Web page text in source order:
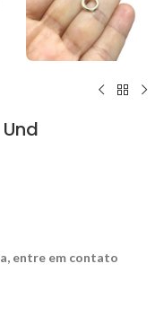
entre em contato